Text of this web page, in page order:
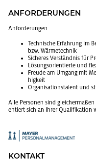
AN­FOR­DE­RUN­GEN
An­for­de­run­gen
Tech­ni­sche Er­fah­rung im
bzw. Wär­me­tech­nik
Si­che­res Ver­ständ­nis für
Lö­sungs­ori­en­tier­te und
Freu­de am Um­gang mit
hig­keit
Or­ga­ni­sa­ti­ons­ta­lent und
Alle Per­so­nen sind
en­tiert sich an Ihrer Qua­li­fi­ka­ti­on
KON­TAKT